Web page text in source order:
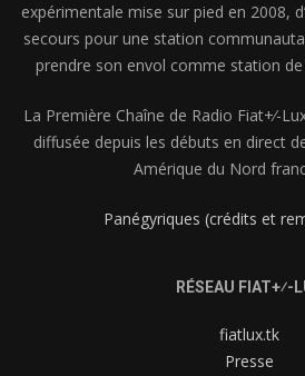
expérimentale mise sur pied en 2008,
secours pour une station
prendre son envol comme station
La Première Chaîne de Radio Fiat+⁄-
diffusée depuis les débuts en direct
Amérique du Nord
Panégyriques (crédits et
RÉSEAU FIAT+⁄-
fiatlux.tk
Presse